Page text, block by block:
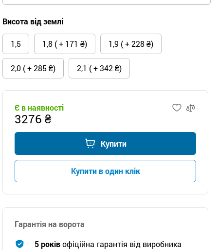
Висота від землі
1,5 1,8 ( + 171 ₴) 1,9 ( + 228 ₴)
2,0 ( + 285 ₴) 2,1 ( + 342 ₴)
Є в наявності
3276 ₴
Купити
Купити в один клік
Гарантія на ворота
5 роківофіційна гарантія від виробника